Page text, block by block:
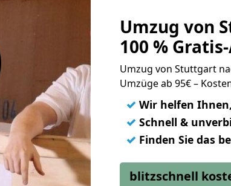
Umzug von
100 %
Umzug von Stuttgart
Umzüge ab 95€ –
✓ Wir helfen
✓ Schnell &
✓ Finden Sie das
blitzschnell